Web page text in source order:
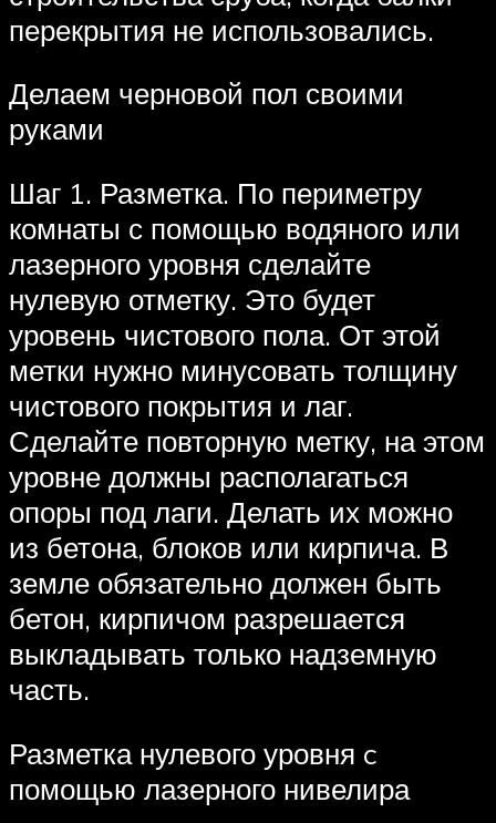
перекрытия не использовались.
Делаем черновой пол своими
руками
Шаг 1. Разметка. По периметру
комнаты с помощью водяного или
лазерного уровня сделайте
нулевую отметку. Это будет
уровень чистового пола. От этой
метки нужно минусовать толщину
чистового покрытия и лаг.
Сделайте повторную метку, на этом
уровне должны располагаться
опоры под лаги. Делать их можно
из бетона, блоков или кирпича. В
земле обязательно должен быть
бетон, кирпичом разрешается
выкладывать только надземную
часть.
Разметка нулевого уровня c
помощью лазерного нивелира